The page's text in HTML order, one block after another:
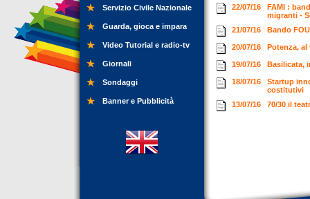
Servizio Civile Nazionale
Guarda, gioca e impara
Video Tutorial e radio-tv
Giornali
Sondaggi
Banner e Pubblicità
22/07/16
FAMI :
migranti -
21/07/16
Bando
20/07/16 Potenza,
19/07/16 Basilicata,
18/07/16
Startup
costitutivi
13/07/16
70/30 il